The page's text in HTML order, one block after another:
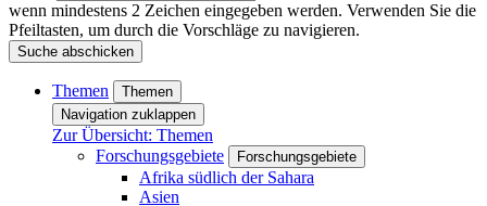
wenn mindestens 2 Zeichen eingegeben werden. Verwenden Sie die
Pfeiltasten, um durch die Vorschläge zu navigieren.
Suche abschicken
Themen
Themen
Navigation zuklappen
Zur Übersicht: Themen
Forschungsgebiete
Forschungsgebiete
Afrika südlich der Sahara
Asien